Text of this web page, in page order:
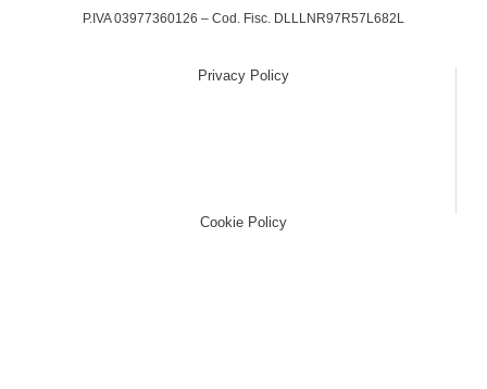
P.IVA 03977360126 – Cod. Fisc. DLLLNR97R57L682L
Privacy Policy
Cookie Policy